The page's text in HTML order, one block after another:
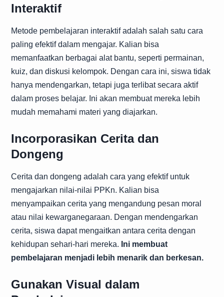
Interaktif
Metode pembelajaran interaktif adalah salah satu cara
paling efektif dalam mengajar. Kalian bisa
memanfaatkan berbagai alat bantu, seperti permainan,
kuiz, dan diskusi kelompok. Dengan cara ini, siswa tidak
hanya mendengarkan, tetapi juga terlibat secara aktif
dalam proses belajar. Ini akan membuat mereka lebih
mudah memahami materi yang diajarkan.
Incorporasikan Cerita dan
Dongeng
Cerita dan dongeng adalah cara yang efektif untuk
mengajarkan nilai-nilai PPKn. Kalian bisa
menyampaikan cerita yang mengandung pesan moral
atau nilai kewarganegaraan. Dengan mendengarkan
cerita, siswa dapat mengaitkan antara cerita dengan
kehidupan sehari-hari mereka. Ini membuat
pembelajaran menjadi lebih menarik dan berkesan.
Gunakan Visual dalam